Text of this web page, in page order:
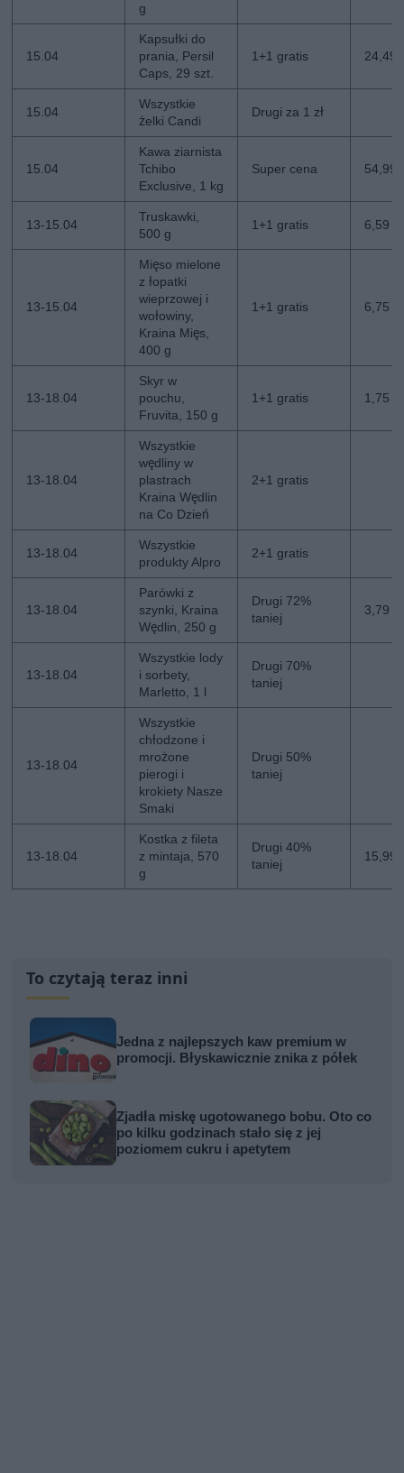
g
15.04
Kapsułki do
prania, Persil
Caps, 29 szt.
1+1 gratis 24,49
15.04
Wszystkie
żelki Candi
Drugi za 1 zł
15.04
Kawa ziarnista
Tchibo
Exclusive, 1 kg
Super cena 54,99
13-15.04
Truskawki,
500 g
1+1 gratis 6,59
13-15.04
Mięso mielone
z łopatki
wieprzowej i
wołowiny,
Kraina Mięs,
400 g
1+1 gratis 6,75
13-18.04
Skyr w
pouchu,
Fruvita, 150 g
1+1 gratis 1,75
13-18.04
Wszystkie
wędliny w
plastrach
Kraina Wędlin
na Co Dzień
2+1 gratis
13-18.04
Wszystkie
produkty Alpro
2+1 gratis
13-18.04
Parówki z
szynki, Kraina
Wędlin, 250 g
Drugi 72%
taniej
3,79
13-18.04
Wszystkie lody
i sorbety,
Marletto, 1 l
Drugi 70%
taniej
13-18.04
Wszystkie
chłodzone i
mrożone
pierogi i
krokiety Nasze
Smaki
Drugi 50%
taniej
13-18.04
Kostka z fileta
z mintaja, 570
g
Drugi 40%
taniej
15,99
To czytają teraz inni
Jedna z najlepszych kaw premium w
promocji. Błyskawicznie znika z półek
Zjadła miskę ugotowanego bobu. Oto co
po kilku godzinach stało się z jej
poziomem cukru i apetytem